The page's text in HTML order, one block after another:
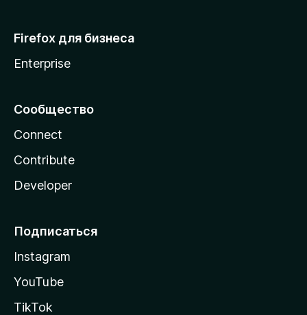
Firefox для бизнеса
Enterprise
Сообщество
Connect
Contribute
Developer
Подписаться
Instagram
YouTube
TikTok